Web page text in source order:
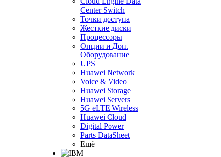
Center Switch
Точки доступа
Жесткие диски
Процессоры
Опции и Доп.
Оборудование
UPS
Huawei Network
Voice & Video
Huawei Storage
Huawei Servers
5G eLTE Wireless
Huawei Cloud
Digital Power
Parts DataSheet
Ещё